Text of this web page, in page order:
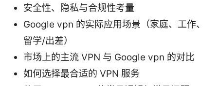
安全性、隐私与合规性考量
Google vpn 的实际应用场景（家庭、工作、
留学/出差）
市场上的主流 VPN 与 Google vpn 的对比
如何选择最合适的 VPN 服务